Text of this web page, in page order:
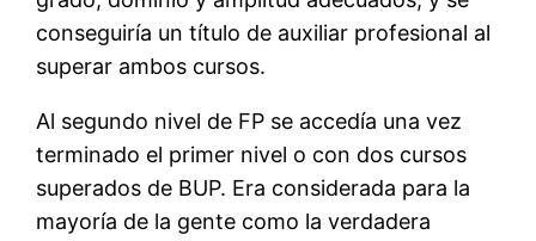
conseguiría un título de auxiliar profesional al
superar ambos cursos.
Al segundo nivel de FP se accedía una vez
terminado el primer nivel o con dos cursos
superados de BUP. Era considerada para la
mayoría de la gente como la verdadera